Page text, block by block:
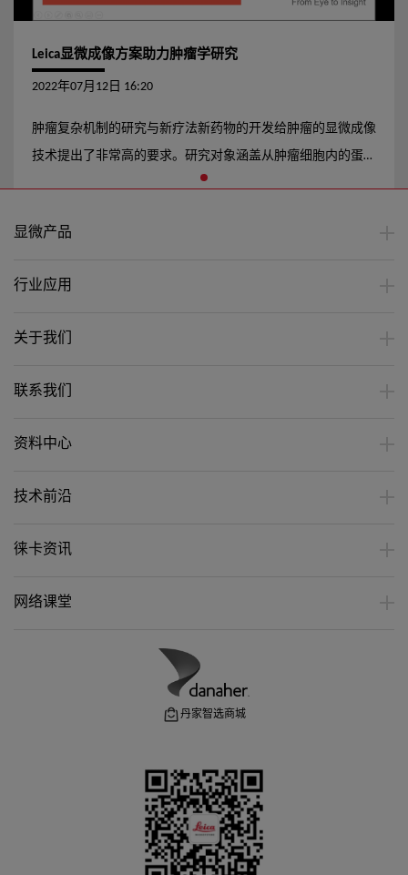
Leica显微成像方案助力肿瘤学研究
2022年07月12日 16:20
肿瘤复杂机制的研究与新疗法新药物的开发给肿瘤的显微成像
技术提出了非常高的要求。研究对象涵盖从肿瘤细胞内的蛋白
分子及信号通路、细胞间相互作用、肿瘤组织及微环境，到整
活体动态、从形态到功能成像等等。针对成像的难点和挑战，
显微产品
行业应用
关于我们
联系我们
资料中心
技术前沿
徕卡资讯
网络课堂
丹家智选商城